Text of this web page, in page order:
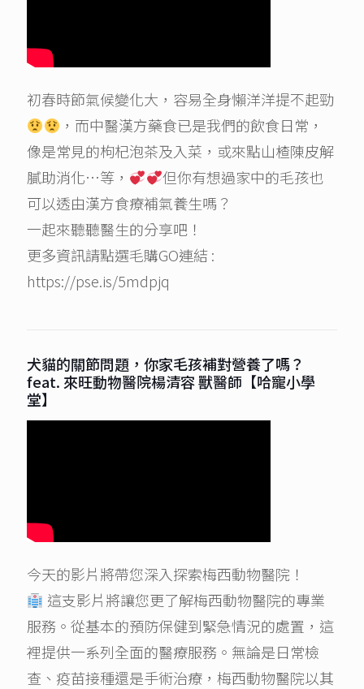
初春時節氣候變化大，容易全身懶洋洋提不起勁
，而中醫漢方藥食已是我們的飲食日常，
像是常見的枸杞泡茶及入菜，或來點山楂陳皮解
膩助消化…等，
但你有想過家中的毛孩也
可以透由漢方食療補氣養生嗎？
一起來聽聽醫生的分享吧！
更多資訊請點選毛購GO連結 :
https://pse.is/5mdpjq
犬貓的關節問題，你家毛孩補對營養了嗎？
feat. 來旺動物醫院楊清容 獸醫師【哈寵小學
堂】
今天的影片將帶您深入探索梅西動物醫院！
這支影片將讓您更了解梅西動物醫院的專業
服務。從基本的預防保健到緊急情況的處置，這
裡提供一系列全面的醫療服務。無論是日常檢
查、疫苗接種還是手術治療，梅西動物醫院以其